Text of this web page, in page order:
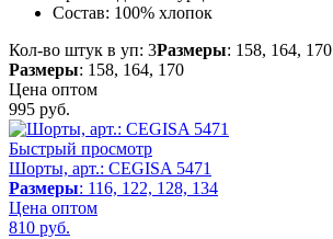
Состав: 100% хлопок
Кол-во штук в уп: 3Размеры: 158, 164, 170
Размеры: 158, 164, 170
Цена оптом
995 руб.
Быстрый просмотр
Шорты, арт.: CEGISA 5471
Размеры: 116, 122, 128, 134
Цена оптом
810 руб.